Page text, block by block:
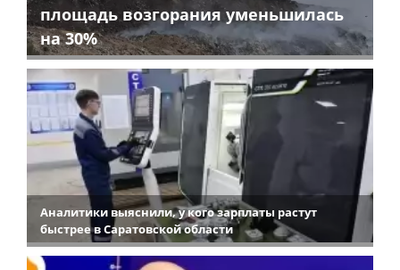
площадь возгорания уменьшилась
на 30%
Аналитики выяснили, у кого зарплаты растут
быстрее в Саратовской области